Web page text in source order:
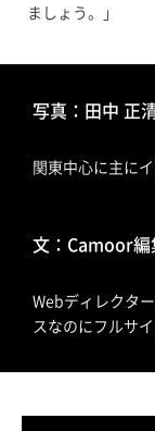
ましょう。」
写真：田中 正
関東中心に主に
文：Camoor編
Webディレクタ
スなのにフルサ